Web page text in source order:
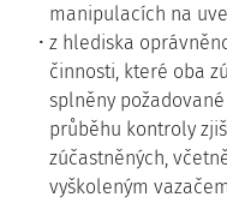
manipulacích na
z hlediska
činnosti, které oba
splněny
průběhu kontroly
zúčastněných,
vyškoleným